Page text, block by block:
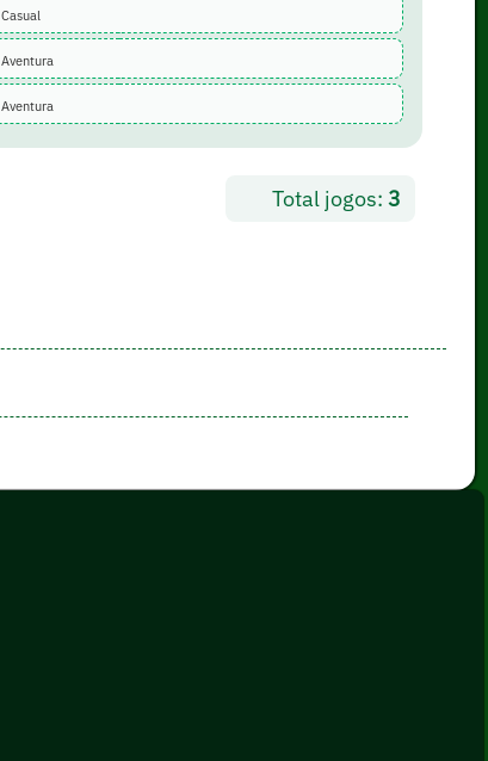
Casual
Aventura
Aventura
Total jogos: 3